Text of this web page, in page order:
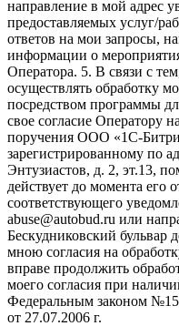
направление в мой адрес
предоставляемых услуг/
ответов на мои запросы,
информации о
Оператора. 5. В связи с
осуществлять обработку
посредством программы
свое согласие Оператору
поручения ООО «1С-
зарегистрированному по
Энтузиастов, д. 2, эт.13,
действует до момента его
соответствующего
abuse@autobud.ru или
Бескудниковский бульвар
мною согласия на
вправе продолжить
моего согласия при
Федеральным законом
от 27.07.2006 г.